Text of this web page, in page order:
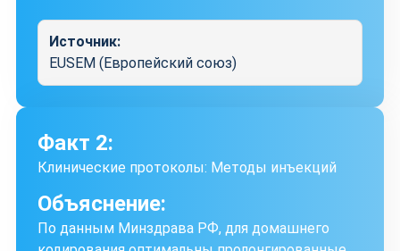
Источник:
EUSEM (Европейский союз)
Факт 2:
Клинические протоколы: Методы инъекций
Объяснение:
По данным Минздрава РФ, для домашнего